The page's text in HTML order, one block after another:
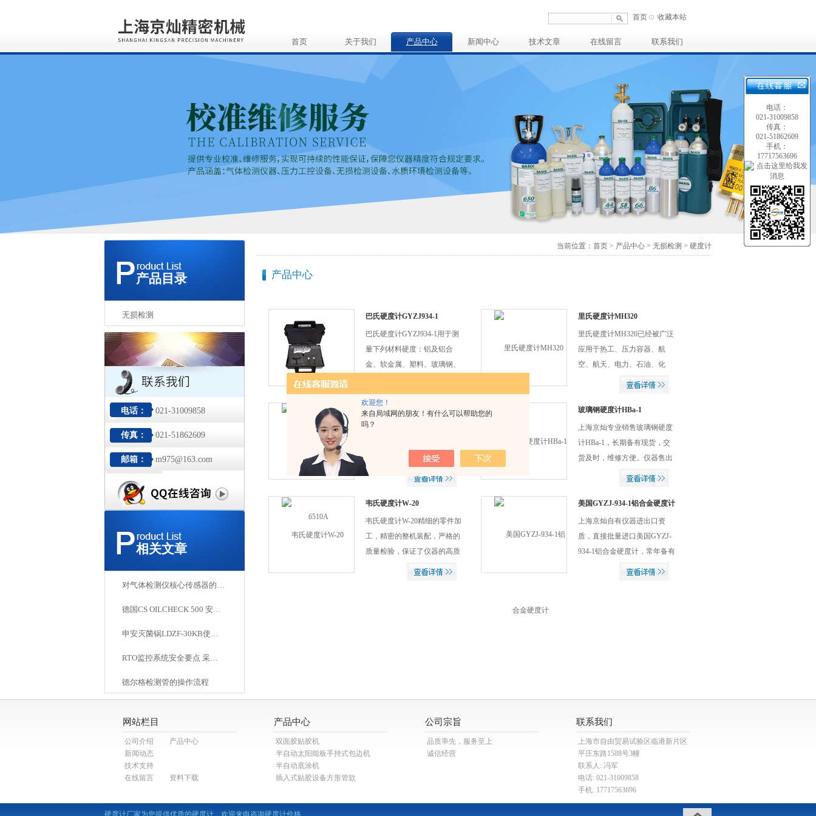
欢迎您！
来自局域网的朋友！有什么可以帮助您的
吗？
首页 收藏本站
首页 关于我们 产品中心 新闻中心 技术文章 在线留言 联系我们
产品目录
无损检测
电话： 021-31009858
传真： 021-51862609
邮箱： m975@163.com
相关文章
对气体检测仪核心传感器的了解有多少？
德国CS OILCHECK 500 安装注意事项
申安灭菌锅LDZF-30KB使用说明书
RTO监控系统安全要点 采用德尔格红外可燃检测仪
德尔格检测管的操作流程
当前位置： 首页 > 产品中心 > 无损检测 > 硬度计
产品中心
巴氏硬度计GYZJ934-1
巴氏硬度计GYZJ934-1用于测
量下列材料硬度：铝及铝合
金、软金属、塑料、玻璃钢、
度计使用注意事项：较硬的材
料不能用本硬度计测量，应将
压针*与硬度计支脚置于被测
现货供应，硬度计GYZJ934-1
价格实惠。
里氏硬度计MH320
里氏硬度计MH320已经被广泛
应用于热工、压力容器、航
空、航天、电力、石油、化
工、管道、军工、核工业、船
路、高校等行业的制造、生
产、质控环节上。仪器采用大
屏幕128×64图形点阵液晶显示
器，信息丰富、直观。全中文
便在光线昏暗环境中使用。
邵氏硬度计HT-6510A
金属硬度测量源于18世纪20年
到金属硬度检测。硬度定义：
表示材料抵抗硬物体压入其表
要性能指标之一。一般硬度越
高，耐磨性越好。目前市场上
主要使用的硬度计有：里氏硬
度计、洛氏硬度计、维氏硬度
玻璃钢硬度计HBa-1
上海京灿专业销售玻璃钢硬度
计HBa-1，长期备有现货，交
货及时，维修方便。仪器售出
后保修一年（压针不在保修范
服务（如需更换配件，只收取
配件费），仪器可代送计量院
计量，计量费用按照计量院标
准收取，本公司不另行收取任
韦氏硬度计W-20
韦氏硬度计W-20精细的零件加
工，精密的整机装配，严格的
质量检验，保证了仪器的高质
量。满度点稳定，校正点稳
美国GYZJ-934-1铝合金硬度计
上海京灿自有仪器进出口资
质，直接批量进口美国GYZJ-
934-1铝合金硬度计，常年备有
大量进口铝合金硬度计整机及
网站栏目
公司介绍
产品中心
新闻动态
技术支持
在线留言
资料下载
产品中心
双面胶贴胶机
半自动太阳能板手持式包边机
半自动底涂机
插入式贴胶设备方形管款
公司宗旨
品质率先，服务至上
诚信经营
联系我们
上海市自由贸易试验区临港新片区
平庄东路1588号3幢
联系人: 冯军
电话: 021-31009858
手机: 17717563696
硬度计厂家为您提供优质的硬度计，欢迎来电咨询硬度计价格
电话：
021-31009858
传真：
021-51862609
手机：
17717563696